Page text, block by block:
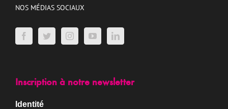
NOS MÉDIAS SOCIAUX
Inscription à notre newsletter
Identité